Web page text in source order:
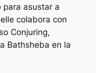
para asustar a
colabora con
Conjuring,
Bathsheba en la